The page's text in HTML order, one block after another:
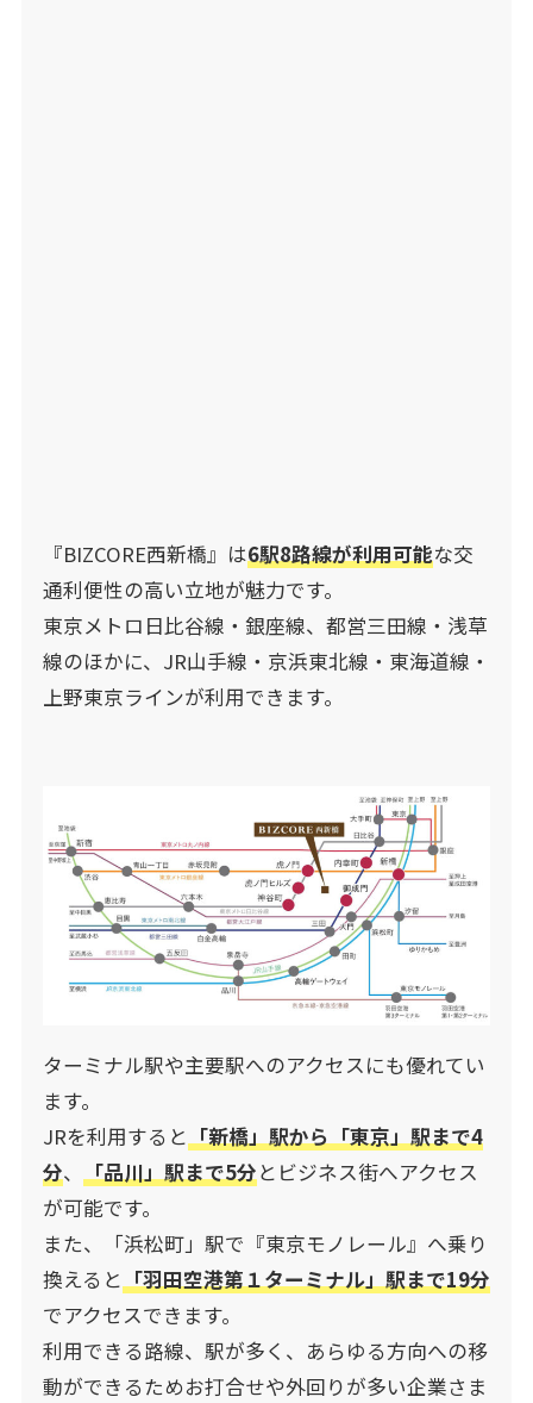
『BIZCORE西新橋』は6駅8路線が利用可能な交
通利便性の高い立地が魅力です。
東京メトロ日比谷線・銀座線、都営三田線・浅草
線のほかに、JR山手線・京浜東北線・東海道線・
上野東京ラインが利用できます。
ターミナル駅や主要駅へのアクセスにも優れてい
ます。
JRを利用すると「新橋」駅から「東京」駅まで4
分、 「品川」駅まで5分とビジネス街へアクセス
が可能です。
また、「浜松町」駅で『東京モノレール』へ乗り
換えると「羽田空港第１ターミナル」駅まで19分
でアクセスできます。
利用できる路線、駅が多く、あらゆる方向への移
動ができるためお打合せや外回りが多い企業さま